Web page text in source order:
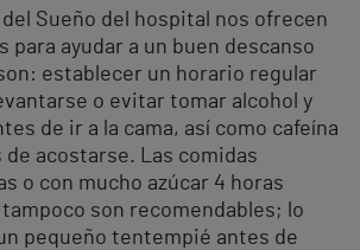
del Sueño del hospital nos ofrecen
para ayudar a un buen descanso
establecer un horario regular
o evitar tomar alcohol y
de ir a la cama, así como cafeína
acostarse. Las comidas
o con mucho azúcar 4 horas
son recomendables; lo
pequeño tentempié antes de